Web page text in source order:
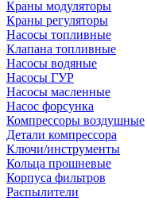
Краны модуляторы
Краны регуляторы
Насосы топливные
Клапана топливные
Насосы водяные
Насосы ГУР
Насосы масленные
Насос форсунка
Компрессоры воздушные
Детали компрессора
Ключи/инструменты
Кольца прошневые
Корпуса фильтров
Распылители